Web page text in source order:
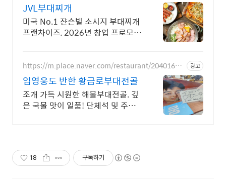
JVL부대찌개
미국 No.1 쟌슨빌 소시지 부대찌개
프랜차이즈, 2026년 창업 프로모션
https://m.place.naver.com/restaurant/20401675
92/
광고
임영웅도 반한 황금로부대전골
조개 가득 시원한 해물부대전골. 깊
은 국물 맛이 일품! 단체석 및 주차
18 구독하기